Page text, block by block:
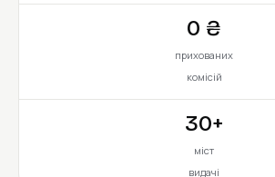
0 ₴
прихованих
комісій
30+
міст
видачі